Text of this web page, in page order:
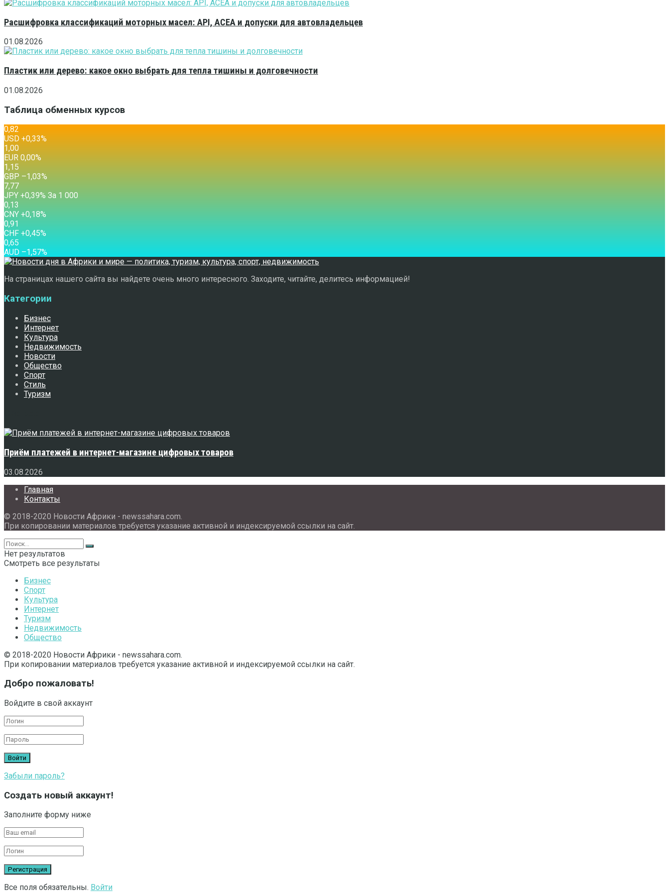
Расшифровка классификаций моторных масел: API, ACEA и допуски для автовладельцев
01.08.2026
Пластик или дерево: какое окно выбрать для тепла тишины и долговечности
01.08.2026
Таблица обменных курсов
0,82
USD +0,33%
1,00
EUR 0,00%
1,15
GBP –1,03%
7,77
JPY +0,39% За 1 000
0,13
CNY +0,18%
0,91
CHF +0,45%
0,65
AUD –1,57%
На страницах нашего сайта вы найдете очень много интересного. Заходите, читайте, делитесь информацией!
Категории
Бизнес
Интернет
Культура
Недвижимость
Новости
Общество
Спорт
Стиль
Туризм
Приём платежей в интернет-магазине цифровых товаров
03.08.2026
Главная
Контакты
© 2018-2020 Новости Африки - newssahara.com.
При копировании материалов требуется указание активной и индексируемой ссылки на сайт.
Нет результатов
Смотреть все результаты
Бизнес
Спорт
Культура
Интернет
Туризм
Недвижимость
Общество
© 2018-2020 Новости Африки - newssahara.com.
При копировании материалов требуется указание активной и индексируемой ссылки на сайт.
Добро пожаловать!
Войдите в свой аккаунт
Забыли пароль?
Создать новый аккаунт!
Заполните форму ниже
Все поля обязательны. Войти